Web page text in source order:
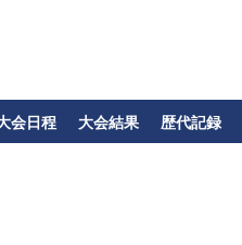
会日程 大会結果 歴代記録